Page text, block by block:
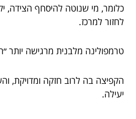
כלומר, מי שנוטה להיסחף הצידה,
לחזור למרכז.
טרמפולינה מלבנית מרגישה יותר
הקפיצה בה לרוב חזקה ומדויקת,
יעילה.